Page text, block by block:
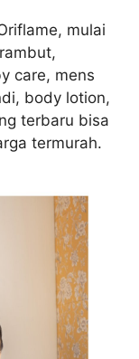
mulai
care, mens
body lotion,
terbaru bisa
termurah.